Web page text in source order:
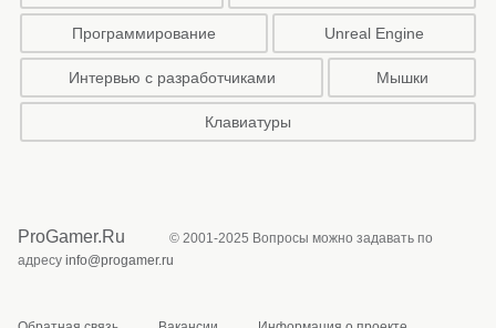
Программирование Unreal Engine
Интервью с разработчиками Мышки
Клавиатуры
ProGamer.Ru
© 2001-2025 Вопросы можно задавать по
адресу info@progamer.ru